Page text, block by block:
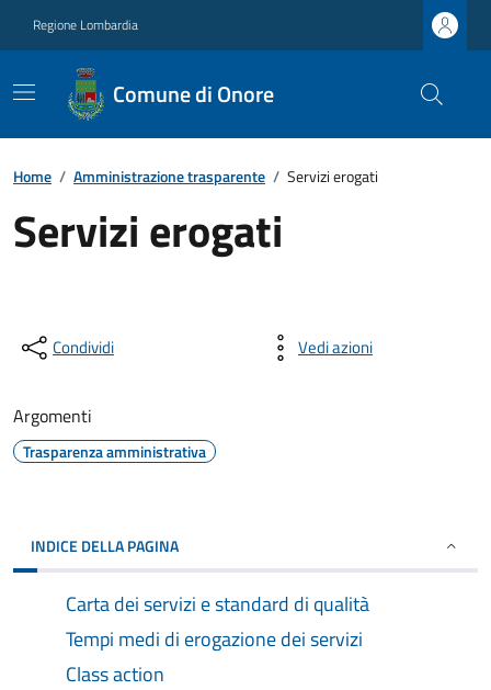
Regione Lombardia
Comune di Onore
Home / Amministrazione trasparente / Servizi erogati
Servizi erogati
Condividi Vedi azioni
Argomenti
Trasparenza amministrativa
INDICE DELLA PAGINA
Carta dei servizi e standard di qualità
Tempi medi di erogazione dei servizi
Class action